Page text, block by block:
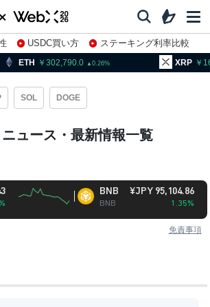
USDC買い方
ステーキング利率比較
ETH 302,790.0 0.26 XRP 163.72
SOL DOGE
ュース・最新情報一覧
BNB
BNB
¥JPY 95,104.86
免責事項